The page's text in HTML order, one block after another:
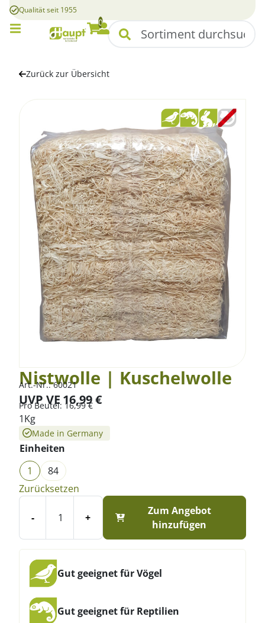
Qualität seit 1955
Suchen
0
Warenkorb
Konto
Mobile Menü
Zurück zur Übersicht
Nistwolle | Kuschelwolle
Art.-Nr.:60021
UVP VE 16,99€
ProBeutel: 16,99€
1Kg
Made in Germany
Einheiten
1
84
Zurücksetzen
- +
Zum Angebot
hinzufügen
Gut geeignet für Vögel
Gut geeignet für Reptilien